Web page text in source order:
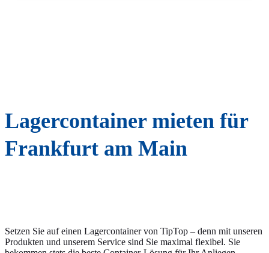
Lagercontainer mieten für
Frankfurt am Main
Setzen Sie auf einen Lagercontainer von TipTop – denn mit unseren
Produkten und unserem Service sind Sie maximal flexibel. Sie